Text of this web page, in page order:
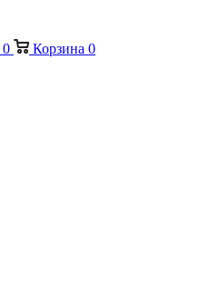
0 Корзина 0